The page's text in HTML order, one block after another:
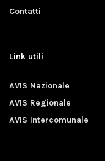
Contatti
Link utili
AVIS Nazionale
AVIS Regionale
AVIS Intercomunale